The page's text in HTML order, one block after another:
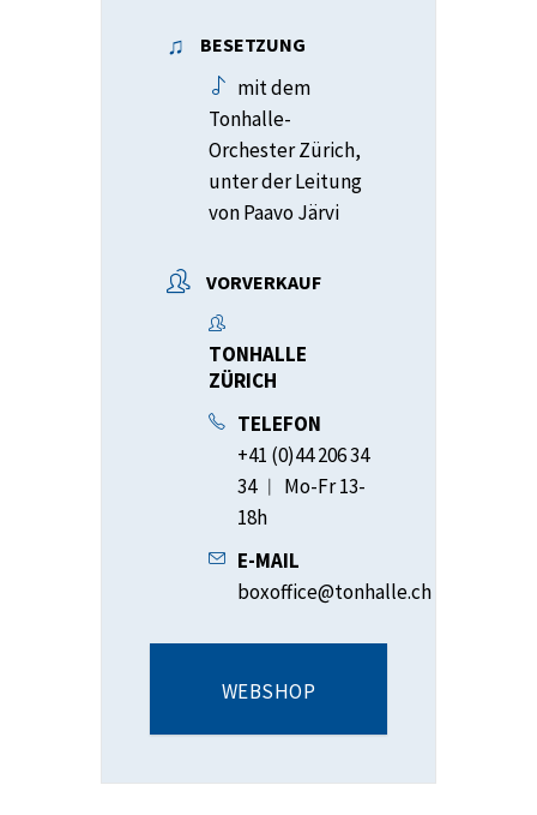
BESETZUNG
mit dem
Tonhalle-
Orchester Zürich,
unter der Leitung
von Paavo Järvi
VORVERKAUF
TONHALLE
ZÜRICH
TELEFON
+41 (0)44 206 34
34 ︱ Mo-Fr 13-
18h
E-MAIL
boxoffice@tonhalle.ch
WEBSHOP